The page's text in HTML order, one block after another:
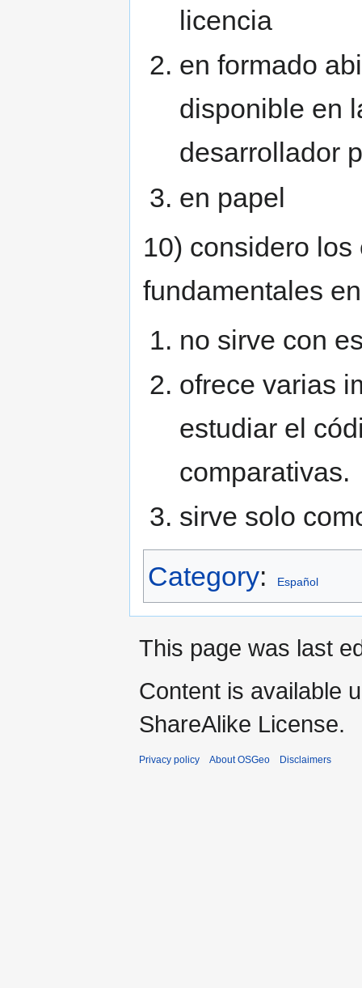
licencia
en formado
disponible en
desarrollador
en papel
10) considero
fundamentales
no sirve con
ofrece varias
estudiar el
comparativas.
sirve solo
Category: Español
This page was last
Content is available
ShareAlike License.
Privacy policy About OSGeo Disclaimers